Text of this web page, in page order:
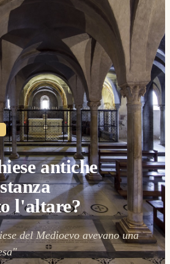
antiche
l'altare?
del Medioevo avevano una